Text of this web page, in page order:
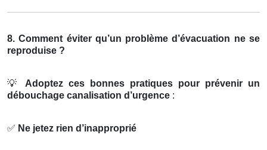
8. Comment éviter qu’un problème d’évacuation ne se
reproduise ?
💡
Adoptez ces bonnes pratiques pour prévenir un
débouchage canalisation d’urgence :
✅ Ne jetez rien d’inapproprié